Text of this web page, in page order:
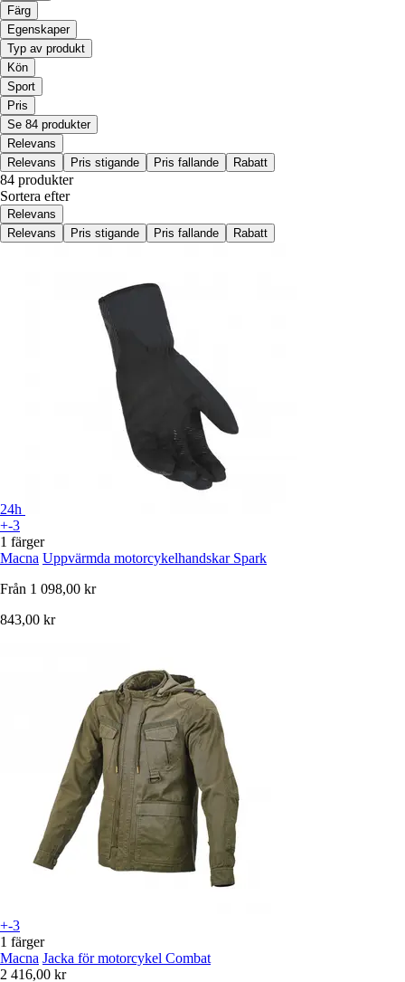
Färg
Egenskaper
Typ av produkt
Kön
Sport
Pris
Se 84 produkter
Relevans
Relevans
Pris stigande Pris fallande Rabatt
84 produkter
Sortera efter
Relevans
Relevans
Pris stigande Pris fallande Rabatt
24h
+-3
1 färger
Macna Uppvärmda motorcykelhandskar Spark
Från 1 098,00 kr
843,00 kr
+-3
1 färger
Macna Jacka för motorcykel Combat
2 416,00 kr